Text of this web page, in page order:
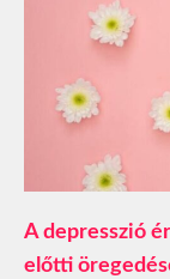
A depresszió
előtti